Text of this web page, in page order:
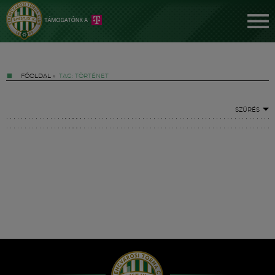
FŐOLDAL » TAG: TÖRTÉNET
SZŰRÉS
Hírek